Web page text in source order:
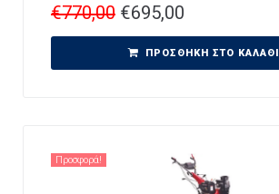
€770,00 €695,00
ΠΡΟΣΘΉΚΗ ΣΤΟ ΚΑΛΆΘΙ
Προσφορά!